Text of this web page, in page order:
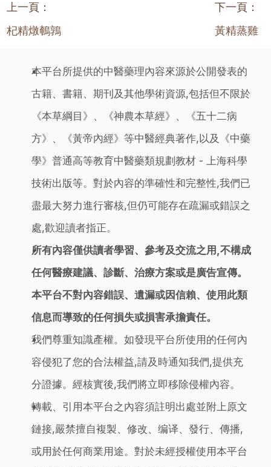
上一頁：
杞精燉鵪鶉
下一頁：
黃精蒸雞
本平台所提供的中醫藥理內容來源於公開發表的
古籍、書籍、期刊及其他學術資源,包括但不限於
《本草綱目》、《神農本草經》、《五十二病
方》、《黃帝內經》等中醫經典著作,以及《中藥
學》普通高等教育中醫藥類規劃教材 - 上海科學
技術出版等。對於內容的準確性和完整性,我們已
盡最大努力進行審核,但仍可能存在疏漏或錯誤之
處,歡迎讀者指正。
所有內容僅供讀者學習、參考及交流之用,不構成
任何醫療建議、診斷、治療方案或是廣告宣傳。
本平台不對內容錯誤、遺漏或因信賴、使用此類
信息而導致的任何損失或損害承擔責任。
我們尊重知識產權。如發現平台所使用的任何內
容侵犯了您的合法權益,請及時通知我們,提供充
分證據。經核實後,我們將立即移除侵權內容。
轉載、引用本平台之內容須註明出處並附上原文
鏈接,嚴禁擅自複製、修改、编译、發行、傳播,
或用於任何商業用途。對於未經授權使用本平台